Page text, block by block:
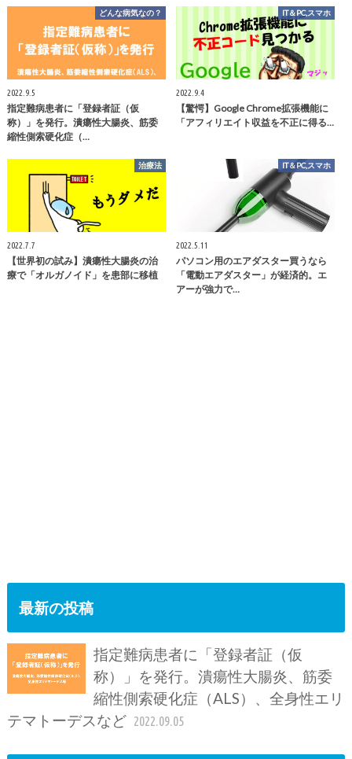
どんな病気なの？
2022.9.5
指定難病患者に「登録者証（仮
称）」を発行。潰瘍性大腸炎、筋委
縮性側索硬化症（…
IT＆PC,スマホ
2022.9.4
【驚愕】Google Chrome拡張機能に
「アフィリエイト収益を不正に得る…
治療法
2022.7.7
【世界初の試み】潰瘍性大腸炎の治
療で「オルガノイド」を患部に移植
IT＆PC,スマホ
2022.5.11
パソコン用のエアダスター買うなら
「電動エアダスター」が経済的。エ
アーが強力で…
最新の投稿
指定難病患者に「登録者証（仮
称）」を発行。潰瘍性大腸炎、筋委
縮性側索硬化症（ALS）、全身性エリ
テマトーデスなど 2022.09.05